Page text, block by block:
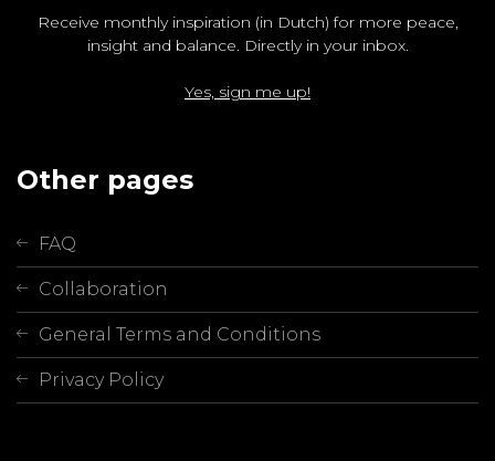
Receive monthly inspiration (in Dutch) for more peace,
insight and balance. Directly in your inbox.
Yes, sign me up!
Other pages
FAQ
Collaboration
General Terms and Conditions
Privacy Policy